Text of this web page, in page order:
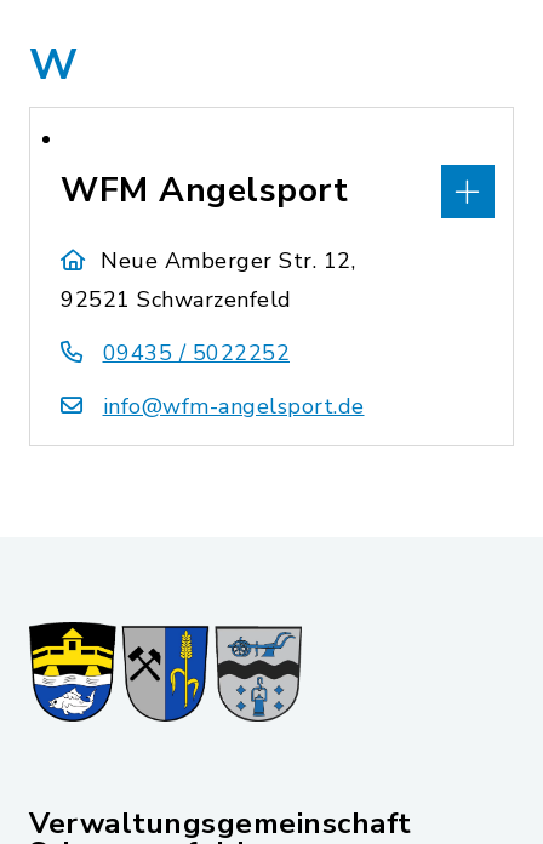
W
WFM Angelsport
Neue Amberger Str. 12,
92521 Schwarzenfeld
09435 / 5022252
info@wfm-angelsport.de
Verwaltungsgemeinschaft